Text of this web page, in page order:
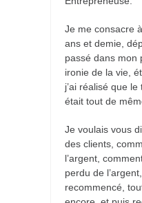
Je me consacre
ans et demie,
passé dans mon
ironie de la vie,
j’ai réalisé que
était tout de
Je voulais vous
des clients,
l’argent,
perdu de
recommencé,